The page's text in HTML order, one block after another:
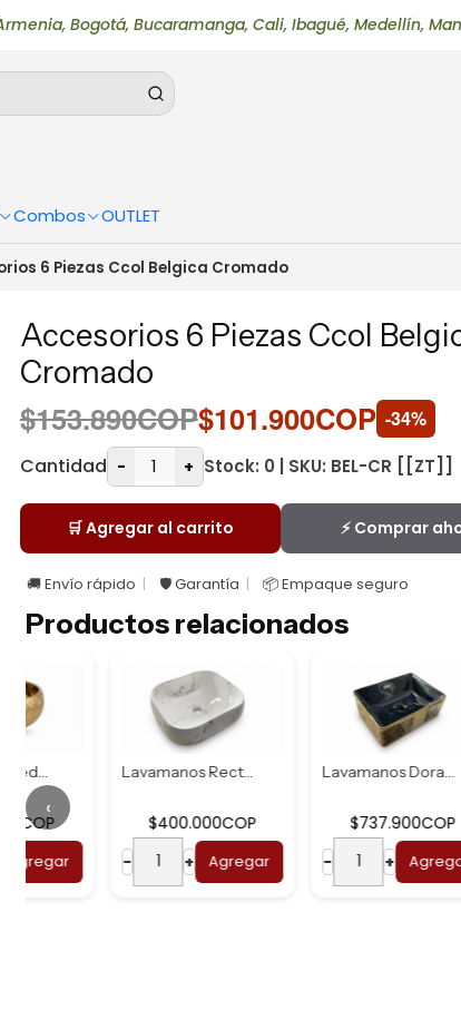
Combos OUTLET
Bogotá, Bucaramanga, Cali, Ibagué, Medellín,
6 Piezas Ccol Belgica Cromado
Accesorios 6 Piezas Ccol
Cromado
$153.890COP$101.900COP -34%
Cantidad - + Stock: 0 | SKU: BEL-CR [[ZT]]
🛒 Agregar al carrito ⚡ Comprar
🚚 Envío rápido 🛡️ Garantía 📦 Empaque seguro
Productos relacionados
Lavamanos Rectang...
$400.000COP
−
Agregar
Lavamanos Dorado ...
$737.900COP
−
Agregar
−
‹